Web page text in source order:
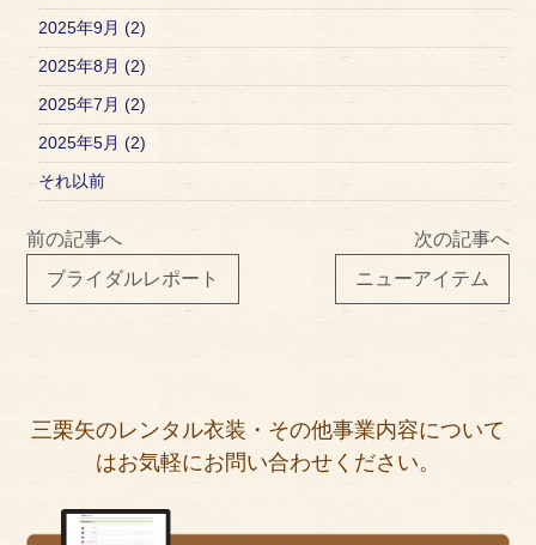
2025年9月 (2)
2025年8月 (2)
2025年7月 (2)
2025年5月 (2)
それ以前
前の記事へ
ブライダルレポート
次の記事へ
ニューアイテム
三栗矢のレンタル衣装・その他事業内容について
はお気軽にお問い合わせください。